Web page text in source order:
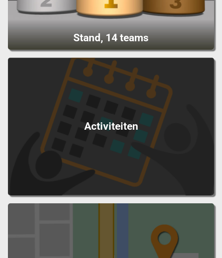
Stand, 14 teams
Activiteiten